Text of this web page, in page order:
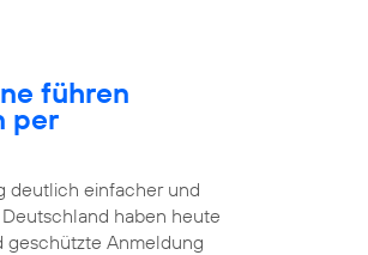
führen
per
deutlich einfacher und
haben heute
geschützte Anmeldung